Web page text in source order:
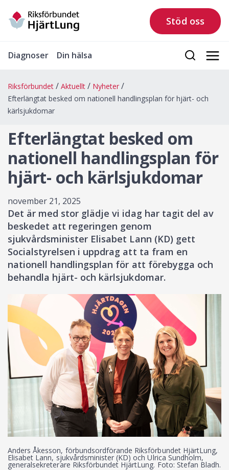
Stöd oss
Diagnoser Din hälsa
Riksförbundet Aktuellt
Nyheter
Efterlängtat besked om nationell handlingsplan för hjärt- och
kärlsjukdomar
Efterlängtat besked om
nationell handlingsplan för
hjärt- och kärlsjukdomar
november 21, 2025
Det är med stor glädje vi idag har tagit del av
beskedet att regeringen genom
sjukvårdsminister Elisabet Lann (KD) gett
Socialstyrelsen i uppdrag att ta fram en
nationell handlingsplan för att förebygga och
behandla hjärt- och kärlsjukdomar.
Anders Åkesson, förbundsordförande Riksförbundet HjärtLung,
Elisabet Lann, sjukvårdsminister (KD) och Ulrica Sundholm,
generalsekreterare Riksförbundet HjärtLung. Foto: Stefan Bladh.